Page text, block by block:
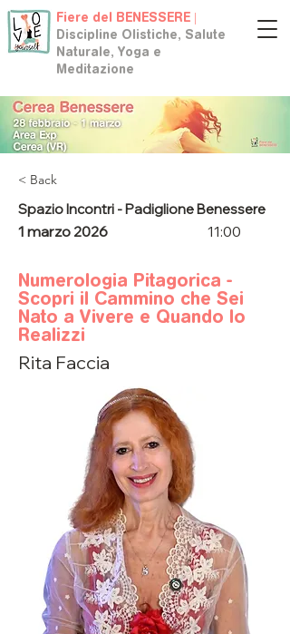
Fiere del BENESSERE |
Discipline Olistiche, Salute
Naturale, Yoga e
Meditazione
< Back
Spazio Incontri - Padiglione Benessere
1 marzo 2026 11:00
Numerologia Pitagorica -
Scopri il Cammino che Sei
Nato a Vivere e Quando lo
Realizzi
Rita Faccia